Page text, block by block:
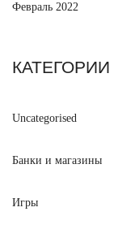
Февраль 2022
КАТЕГОРИИ
Uncategorised
Банки и магазины
Игры